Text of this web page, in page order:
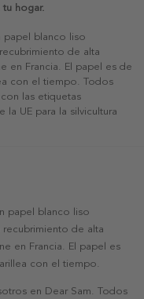
hogar.
papel blanco liso
de alta
en Francia. El papel es de
con el tiempo. Todos
las etiquetas
UE para la silvicultura
papel blanco liso
de alta
en Francia. El papel es
con el tiempo.
en Dear Sam. Todos